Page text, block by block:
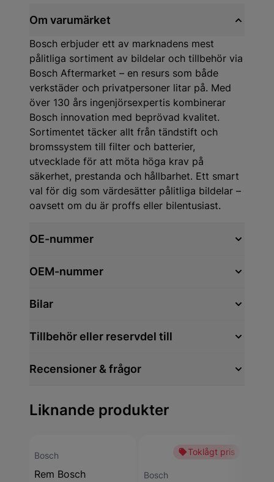
Om varumärket
Bosch erbjuder ett av marknadens mest
pålitliga sortiment av bildelar och tillbehör via
Bosch Aftermarket – en resurs som både
verkstäder och privatpersoner litar på. Med
över 130 års ingenjörsexpertis kombinerar
Bosch innovation med beprövad kvalitet.
Sortimentet täcker allt från tändstift och
bromssystem till filter och batterier,
utvecklade för att möta höga krav på
säkerhet, prestanda och hållbarhet. Ett smart
val för dig som värdesätter pålitliga bildelar –
oavsett om du är proffs eller bilentusiast.
OE-nummer
OEM-nummer
Bilar
Tillbehör eller reservdel till
Recensioner & frågor
Liknande produkter
Bosch
Rem Bosch
Toklågt pris
Bosch